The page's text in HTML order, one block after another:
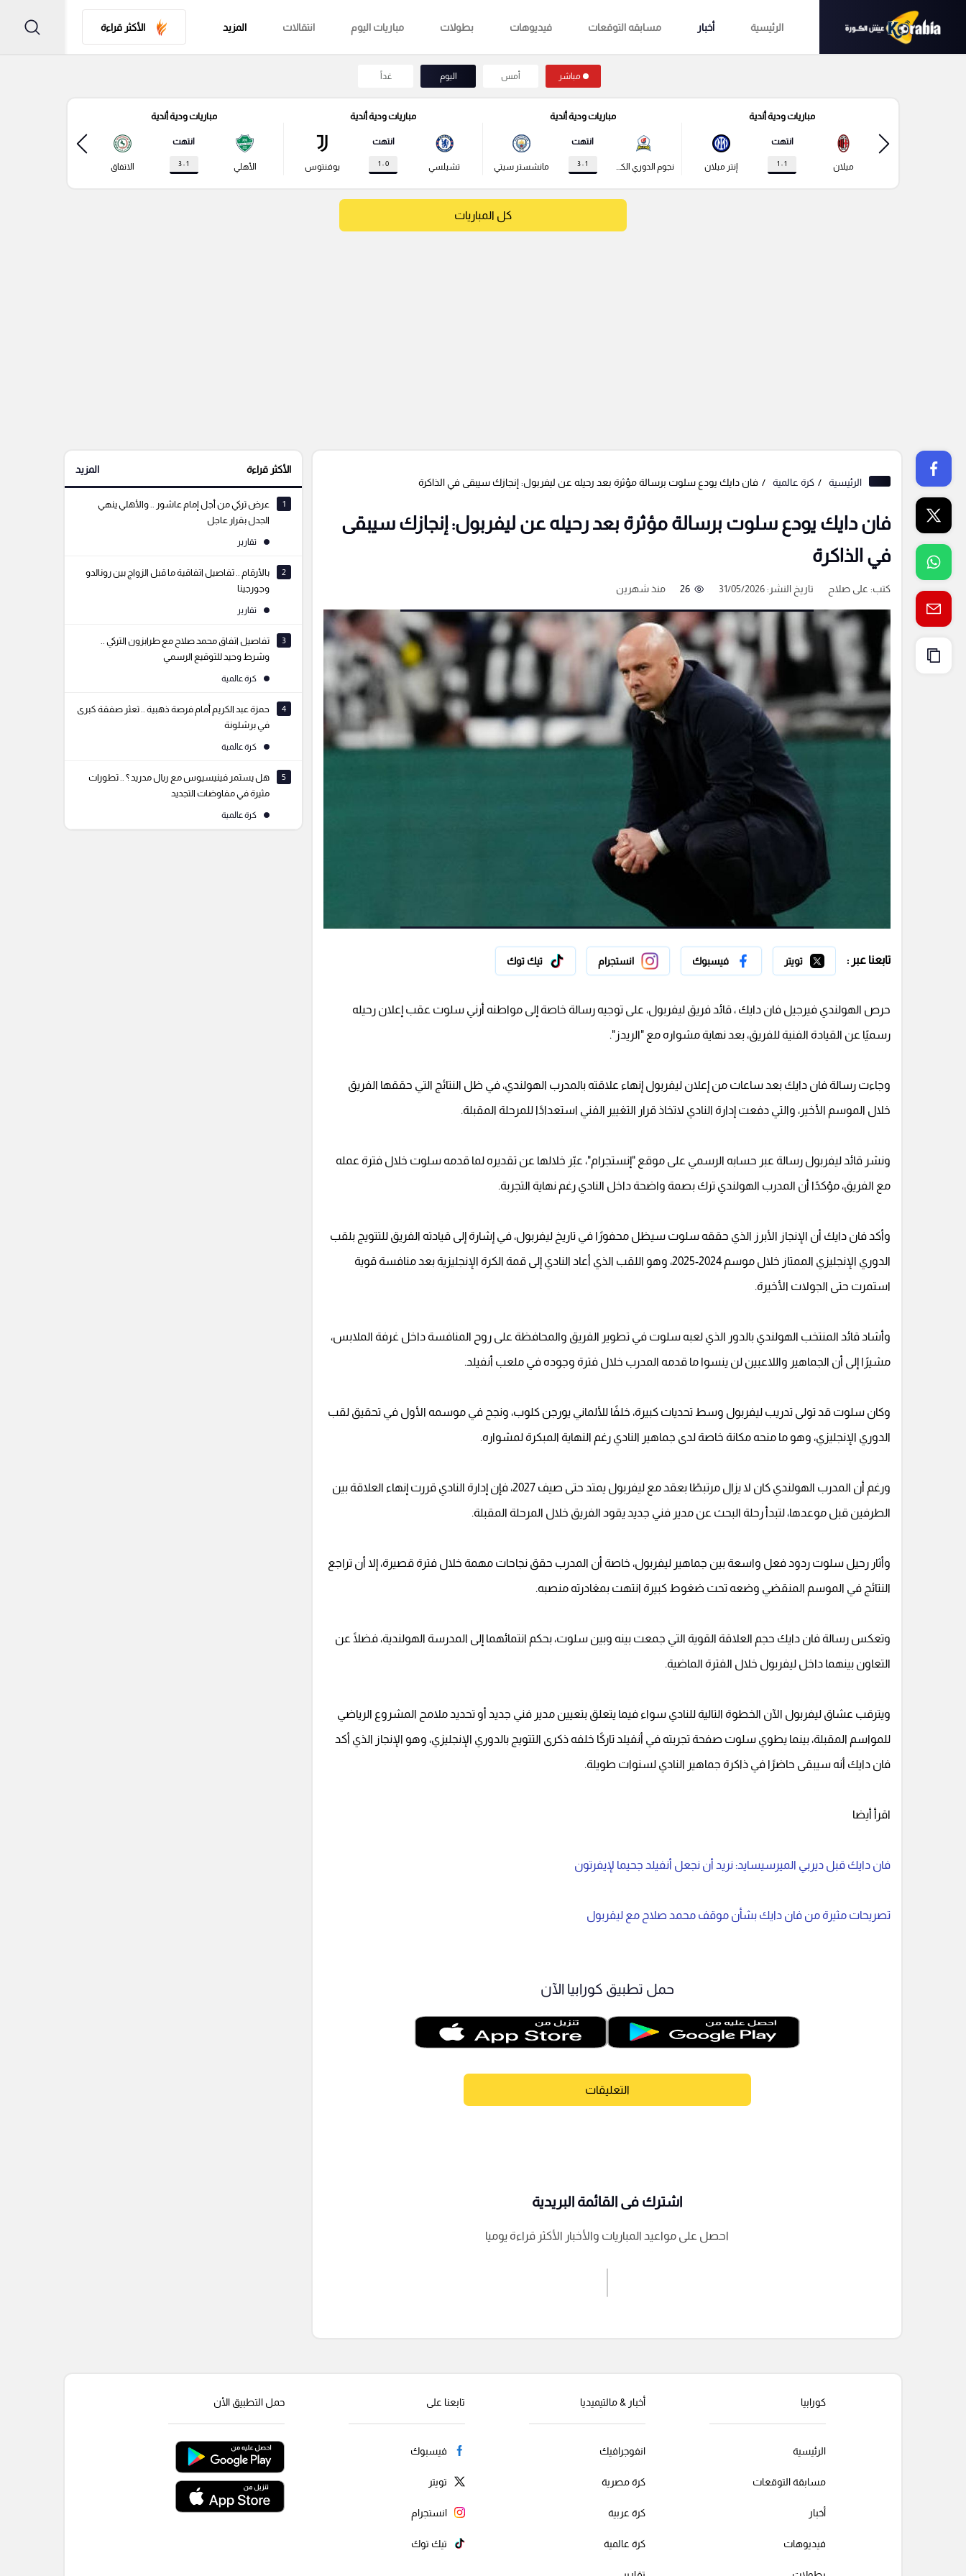
الرئيسية أخبار مسابقه التوقعات فيديوهات بطولات مباريات اليوم انتقالات المزيد الأكثر قراءة
مباشر أمس اليوم غداً
مباريات ودية أندية
ميلان
انتهت
1 : 1 إنتر ميلان
مباريات ودية أندية
نجوم الدوري الكوري
انتهت
1 : 3 مانشستر سيتي
مباريات ودية أندية
تشيلسي
انتهت
0 : 1 يوفنتوس
مباريات ودية أندية
الأهلي
انتهت
1 : 3 الاتفاق
كل المباريات
الرئيسية كرة عالمية فان دايك يودع سلوت برسالة مؤثرة بعد رحيله عن ليفربول: إنجازك سيبقى في الذاكرة
فان دايك يودع سلوت برسالة مؤثرة بعد رحيله عن ليفربول: إنجازك سيبقى
في الذاكرة
كتب: على صلاح تاريخ النشر: 31/05/2026 26 منذ شهرين
تابعنا عبر : تويتر فيسبوك انستجرام تيك توك
حرص الهولندي فيرجيل فان دايك ، قائد فريق ليفربول، على توجيه رسالة خاصة إلى مواطنه أرني سلوت عقب إعلان رحيله
رسميًا عن القيادة الفنية للفريق، بعد نهاية مشواره مع "الريدز".
وجاءت رسالة فان دايك بعد ساعات من إعلان ليفربول إنهاء علاقته بالمدرب الهولندي، في ظل النتائج التي حققها الفريق
خلال الموسم الأخير، والتي دفعت إدارة النادي لاتخاذ قرار التغيير الفني استعدادًا للمرحلة المقبلة.
ونشر قائد ليفربول رسالة عبر حسابه الرسمي على موقع "إنستجرام"، عبّر خلالها عن تقديره لما قدمه سلوت خلال فترة عمله
مع الفريق، مؤكدًا أن المدرب الهولندي ترك بصمة واضحة داخل النادي رغم نهاية التجربة.
وأكد فان دايك أن الإنجاز الأبرز الذي حققه سلوت سيظل محفورًا في تاريخ ليفربول، في إشارة إلى قيادته الفريق للتتويج بلقب
الدوري الإنجليزي الممتاز خلال موسم 2024-2025، وهو اللقب الذي أعاد النادي إلى قمة الكرة الإنجليزية بعد منافسة قوية
استمرت حتى الجولات الأخيرة.
وأشاد قائد المنتخب الهولندي بالدور الذي لعبه سلوت في تطوير الفريق والمحافظة على روح المنافسة داخل غرفة الملابس،
مشيرًا إلى أن الجماهير واللاعبين لن ينسوا ما قدمه المدرب خلال فترة وجوده في ملعب أنفيلد.
وكان سلوت قد تولى تدريب ليفربول وسط تحديات كبيرة، خلفًا للألماني يورجن كلوب، ونجح في موسمه الأول في تحقيق لقب
الدوري الإنجليزي، وهو ما منحه مكانة خاصة لدى جماهير النادي رغم النهاية المبكرة لمشواره.
ورغم أن المدرب الهولندي كان لا يزال مرتبطًا بعقد مع ليفربول يمتد حتى صيف 2027، فإن إدارة النادي قررت إنهاء العلاقة بين
الطرفين قبل موعدها، لتبدأ رحلة البحث عن مدير فني جديد يقود الفريق خلال المرحلة المقبلة.
وأثار رحيل سلوت ردود فعل واسعة بين جماهير ليفربول، خاصة أن المدرب حقق نجاحات مهمة خلال فترة قصيرة، إلا أن تراجع
النتائج في الموسم المنقضي وضعه تحت ضغوط كبيرة انتهت بمغادرته منصبه.
وتعكس رسالة فان دايك حجم العلاقة القوية التي جمعت بينه وبين سلوت، بحكم انتمائهما إلى المدرسة الهولندية، فضلًا عن
التعاون بينهما داخل ليفربول خلال الفترة الماضية.
ويترقب عشاق ليفربول الآن الخطوة التالية للنادي سواء فيما يتعلق بتعيين مدير فني جديد أو تحديد ملامح المشروع الرياضي
للمواسم المقبلة، بينما يطوي سلوت صفحة تجربته في أنفيلد تاركًا خلفه ذكرى التتويج بالدوري الإنجليزي، وهو الإنجاز الذي أكد
فان دايك أنه سيبقى حاضرًا في ذاكرة جماهير النادي لسنوات طويلة.
اقرأ أيضا
فان دايك قبل ديربي الميرسيسايد: نريد أن نجعل أنفيلد جحيما لإيفرتون
تصريحات مثيرة من فان دايك بشأن موقف محمد صلاح مع ليفربول
حمل تطبيق كورابيا الآن
التعليقات
إرسال تعليق
اشترك فى القائمة البريدية
احصل على مواعيد المباريات والأخبار الأكثر قراءة يوميا
الأكثر قراءة المزيد
1
عرض تركي من أجل إمام عاشور .. والأهلي ينهي
الجدل بقرار عاجل
تقارير
2
بالأرقام .. تفاصيل اتفاقية ما قبل الزواج بين رونالدو
وجورجينا
تقارير
3
تفاصيل اتفاق محمد صلاح مع طرابزون التركي ..
وشرط وحيد للتوقيع الرسمي
كرة عالمية
4
حمزة عبد الكريم أمام فرصة ذهبية .. تعثر صفقة كبرى
في برشلونة
كرة عالمية
5
هل يستمر فينيسيوس مع ريال مدريد ؟ .. تطورات
مثيرة في مفاوضات التجديد
كرة عالمية
كورابيا
الرئيسية
مسابقة التوقعات
أخبار
فيديوهات
أخبار & مالتيميديا
انفوجرافيك
كرة مصرية
كرة عربية
كرة عالمية
تابعنا على
فيسبوك
تويتر
انستجرام
تيك توك
حمل التطبيق الأن